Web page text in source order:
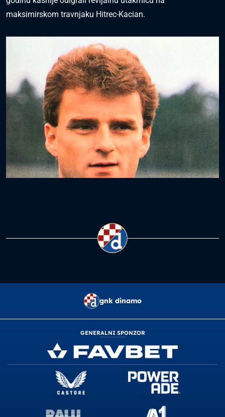
maksimirskom travnjaku Hitrec-Kacian.
gnk dinamo
GENERALNI SPONZOR